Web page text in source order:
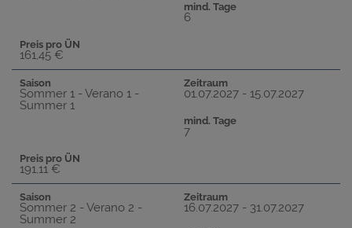
mind. Tage
6
Preis pro ÜN
161,45 €
Saison
Sommer 1 - Verano 1 -
Summer 1
Zeitraum
01.07.2027 - 15.07.2027
mind. Tage
7
Preis pro ÜN
191,11 €
Saison
Sommer 2 - Verano 2 -
Summer 2
Zeitraum
16.07.2027 - 31.07.2027